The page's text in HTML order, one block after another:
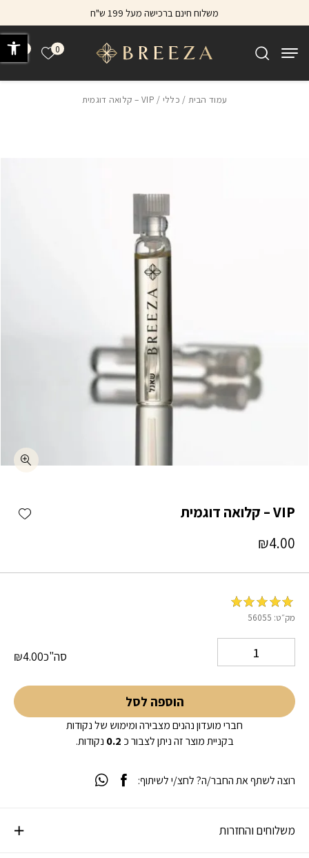
משלוח חינם ברכישה מעל 199 ש"ח
0 הרשימה
עמוד הבית / כללי / VIP – קלואה דוגמית
VIP – קלואה דוגמית
₪4.00
מדורג5מתוך
מק״ט: 56055
סה"כ ₪4.00
הוספה לסל
חברי מועדון נהנים מצבירה ומימוש של נקודות
בקניית מוצר זה ניתן לצבור כ 0.2 נקודות.
משלוחים והחזרות
רוצה לשתף את החבר/ה? לחצ/י לשיתוף: